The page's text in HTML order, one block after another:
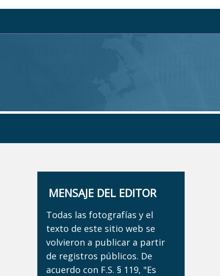
MENSAJE DEL EDITOR
Todas las fotografías y el
texto de este sitio web se
volvieron a publicar a partir
de registros públicos. De
acuerdo con F.S. § 119, "Es